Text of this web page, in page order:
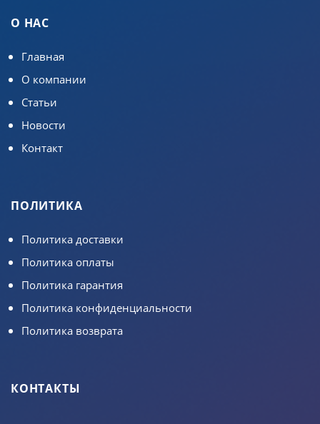
О НАС
Главная
О компании
Статьи
Новости
Контакт
ПОЛИТИКА
Политика доставки
Политика оплаты
Политика гарантия
Политика конфиденциальности
Политика возврата
КОНТАКТЫ